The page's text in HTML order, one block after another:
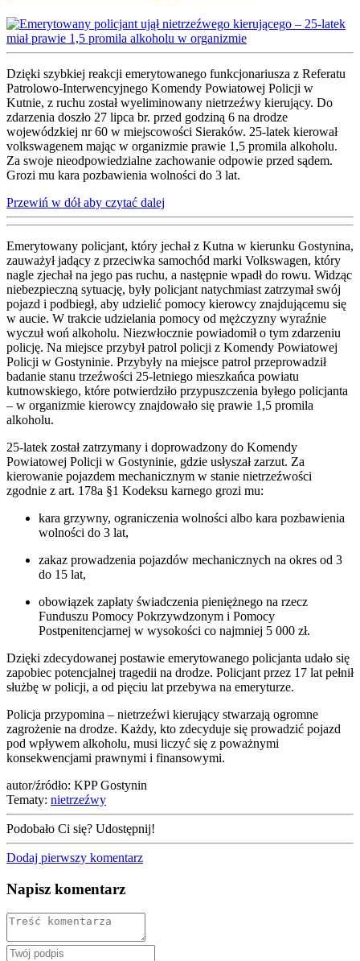
Dzięki szybkiej reakcji emerytowanego funkcjonariusza z Referatu
Patrolowo-Interwencyjnego Komendy Powiatowej Policji w
Kutnie, z ruchu został wyeliminowany nietrzeźwy kierujący. Do
zdarzenia doszło 27 lipca br. przed godziną 6 na drodze
wojewódzkiej nr 60 w miejscowości Sieraków. 25-latek kierował
volkswagenem mając w organizmie prawie 1,5 promila alkoholu.
Za swoje nieodpowiedzialne zachowanie odpowie przed sądem.
Grozi mu kara pozbawienia wolności do 3 lat.
Przewiń w dół aby czytać dalej
Emerytowany policjant, który jechał z Kutna w kierunku Gostynina,
zauważył jadący z przeciwka samochód marki Volkswagen, który
nagle zjechał na jego pas ruchu, a następnie wpadł do rowu. Widząc
niebezpieczną sytuację, były policjant natychmiast zatrzymał swój
pojazd i podbiegł, aby udzielić pomocy kierowcy znajdującemu się
w aucie. W trakcie udzielania pomocy od mężczyzny wyraźnie
wyczuł woń alkoholu. Niezwłocznie powiadomił o tym zdarzeniu
policję. Na miejsce przybył patrol policji z Komendy Powiatowej
Policji w Gostyninie. Przybyły na miejsce patrol przeprowadził
badanie stanu trzeźwości 25-letniego mieszkańca powiatu
kutnowskiego, które potwierdziło przypuszczenia byłego policjanta
– w organizmie kierowcy znajdowało się prawie 1,5 promila
alkoholu.
25-latek został zatrzymany i doprowadzony do Komendy
Powiatowej Policji w Gostyninie, gdzie usłyszał zarzut. Za
kierowanie pojazdem mechanicznym w stanie nietrzeźwości
zgodnie z art. 178a §1 Kodeksu karnego grozi mu:
kara grzywny, ograniczenia wolności albo kara pozbawienia
wolności do 3 lat,
zakaz prowadzenia pojazdów mechanicznych na okres od 3
do 15 lat,
obowiązek zapłaty świadczenia pieniężnego na rzecz
Funduszu Pomocy Pokrzywdzonym i Pomocy
Postpenitencjarnej w wysokości co najmniej 5 000 zł.
Dzięki zdecydowanej postawie emerytowanego policjanta udało się
zapobiec potencjalnej tragedii na drodze. Policjant przez 17 lat pełnił
służbę w policji, a od pięciu lat przebywa na emeryturze.
Policja przypomina – nietrzeźwi kierujący stwarzają ogromne
zagrożenie na drodze. Każdy, kto zdecyduje się prowadzić pojazd
pod wpływem alkoholu, musi liczyć się z poważnymi
konsekwencjami prawnymi i finansowymi.
autor/źródło: KPP Gostynin
Tematy: nietrzeźwy
Podobało Ci się? Udostępnij!
Dodaj pierwszy komentarz
Napisz komentarz